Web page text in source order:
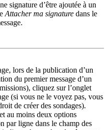
signature d’être ajoutée à un
Attacher ma signature dans le
lors de la publication d’un
du premier message d’un
cliquez sur l’onglet
(si vous ne le voyez pas, vous
de créer des sondages).
au moins deux options
par ligne dans le champ des